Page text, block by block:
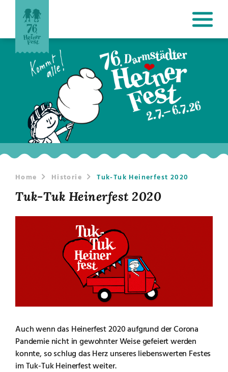
Home Historie Tuk-Tuk Heinerfest 2020
Tuk-Tuk Heinerfest 2020
Auch wenn das Heinerfest 2020 aufgrund der Corona
Pandemie nicht in gewohnter Weise gefeiert werden
konnte, so schlug das Herz unseres liebenswerten Festes
im Tuk-Tuk Heinerfest weiter.